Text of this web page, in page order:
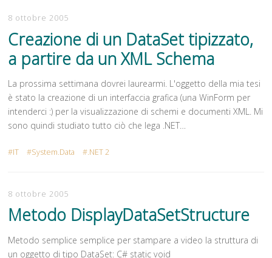
8 ottobre 2005
Creazione di un DataSet tipizzato,
a partire da un XML Schema
La prossima settimana dovrei laurearmi. L'oggetto della mia tesi
è stato la creazione di un interfaccia grafica (una WinForm per
intenderci :) per la visualizzazione di schemi e documenti XML. Mi
sono quindi studiato tutto ciò che lega .NET…
IT System.Data .NET 2
8 ottobre 2005
Metodo DisplayDataSetStructure
Metodo semplice semplice per stampare a video la struttura di
un oggetto di tipo DataSet: C# static void